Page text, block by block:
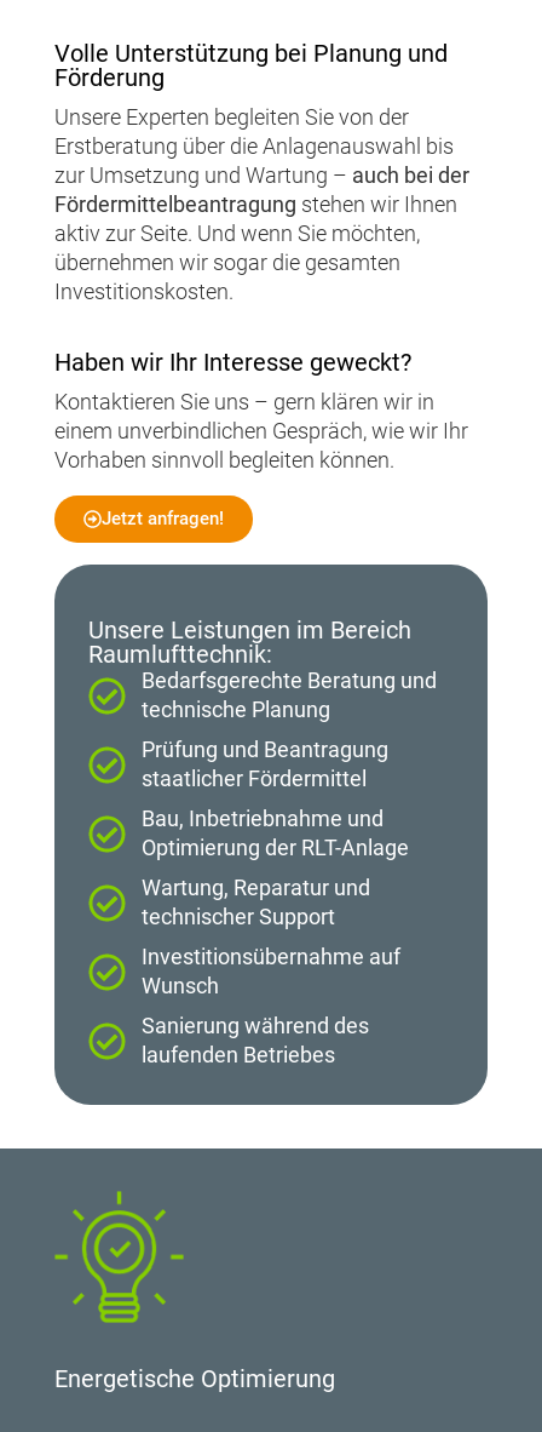
Volle Unterstützung bei Planung und
Förderung
Unsere Experten begleiten Sie von der
Erstberatung über die Anlagenauswahl bis
zur Umsetzung und Wartung – auch bei der
Fördermittelbeantragung stehen wir Ihnen
aktiv zur Seite. Und wenn Sie möchten,
übernehmen wir sogar die gesamten
Investitionskosten.
Haben wir Ihr Interesse geweckt?
Kontaktieren Sie uns – gern klären wir in
einem unverbindlichen Gespräch, wie wir Ihr
Vorhaben sinnvoll begleiten können.
Jetzt anfragen!
Unsere Leistungen im Bereich
Raumlufttechnik:
Bedarfsgerechte Beratung und
technische Planung
Prüfung und Beantragung
staatlicher Fördermittel
Bau, Inbetriebnahme und
Optimierung der RLT-Anlage
Wartung, Reparatur und
technischer Support
Investitionsübernahme auf
Wunsch
Sanierung während des
laufenden Betriebes
Energetische Optimierung